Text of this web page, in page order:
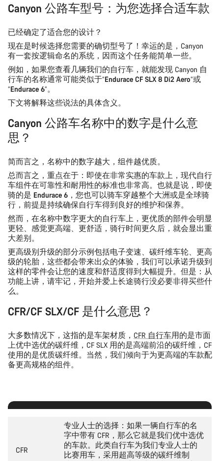
Canyon 公路车型号：为您选择合适车款
已经确定了适合您的设计？
现在是时候选择您需要的确切型号了！幸运的是，Canyon
有一套按逻辑命名的系统，因而这个任务能简单一些。
例如，如果您查看几辆我们的自行车，就能发现 Canyon 自
行车的名称通常可能类似于“Endurace CF SLX 8 Di2 Aero”或
“Endurace 6”。
下文将解释这些说法的具体含义。
Canyon 公路车名称中的数字是什么意
思？
简而言之，名称中的数字越大，组件越优质。
总而言之，重点在于：即使在非常实惠的车款上，现代自行
车组件在可靠性和耐用性的标准也非常高。也就是说，即使
骑的是 Endurace 6 ，您也可以骑车穿越整个大洲或是全球骑
行，前提是持续确保自行车得到良好的维护和保养。
然而，在名称中数字更大的自行车上，更优质的部件会明显
更轻 感觉更高端 、更舒适 ，骑行时间更久后，就会显出重
大差别。
更高级别升级的部分示例包括电子变速 碳纤维车轮
更高
级的轮胎 ，这些都会带来出众的体验，我们可以承诺升级到
这样的零件会让您的速度和舒适度得到大幅提升。但是：从
功能上讲，请牢记，开始并爱上长途骑行没必要非得买些什
么。
CFR/CF SLX/CF 是什么意思？
大多数情况下，这指的是车架材质， CFR 自行车用的是市面
上优中选优的碳纤维，CF SLX 用的是高端前沿的碳纤维，CF
使用的是优质碳纤维。当然，我们倾向于为更高端的车款配
备更高规格的组件。
CFR
专业人士的选择：如果一辆自行车的名
字中带有 CFR，那么它就是我们优中选优
的车款。此类自行车为我们专业人士的
比赛用车，采用超高等级的碳纤维制